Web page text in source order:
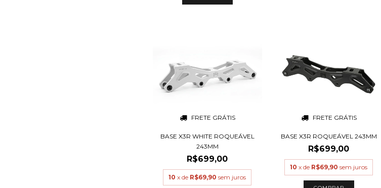
FRETE GRÁTIS
BASE X3R WHITE ROQUEÁVEL
243MM
R$699,00
10 x de R$69,90 sem juros
FRETE GRÁTIS
BASE X3R ROQUEÁVEL 243MM
R$699,00
10 x de R$69,90 sem juros